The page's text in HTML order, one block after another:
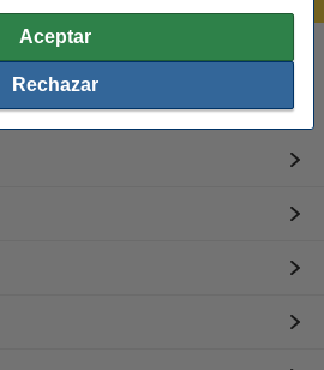
Aceptar
Rechazar
laborables de 09:00 a 20:00.